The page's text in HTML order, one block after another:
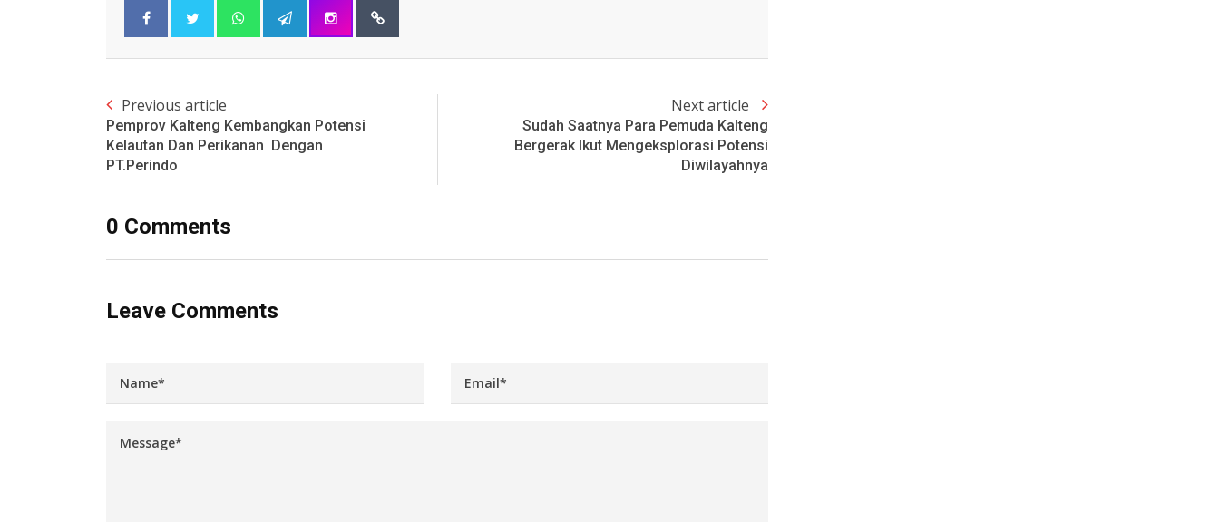
Previous article
Pemprov Kalteng Kembangkan Potensi
Kelautan Dan Perikanan Dengan
PT.Perindo
Next article
Sudah Saatnya Para Pemuda Kalteng
Bergerak Ikut Mengeksplorasi Potensi
Diwilayahnya
0 Comments
Leave Comments